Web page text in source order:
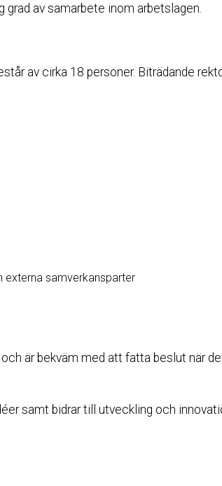
av samarbete inom arbetslagen.
av cirka 18 personer. Biträdande
samverkansparter
är bekväm med att fatta beslut när
samt bidrar till utveckling och